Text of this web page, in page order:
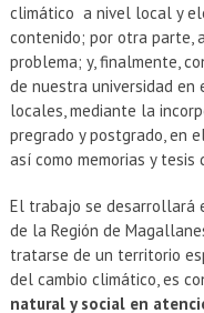
climático a nivel local y
contenido; por otra parte,
problema; y, finalmente,
de nuestra universidad en
locales, mediante la
pregrado y postgrado, en
así como memorias y tesis
El trabajo se desarrollará
de la Región de
tratarse de un territorio
del cambio climático, es
natural y social en